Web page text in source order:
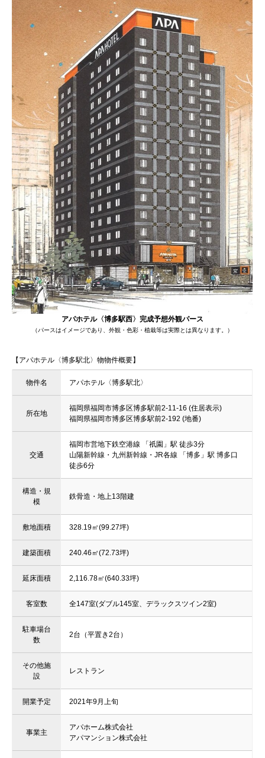
アパホテル〈博多駅西〉完成予想外観パース
（パースはイメージであり、外観・色彩・植栽等は実際とは異なります。）
【アパホテル〈博多駅北〉物物件概要】
物件名 アパホテル〈博多駅北〉
所在地
福岡県福岡市博多区博多駅前2-11-16 (住居表示)
福岡県福岡市博多区博多駅前2-192 (地番)
交通
福岡市営地下鉄空港線 「祇園」駅 徒歩3分
山陽新幹線・九州新幹線・JR各線 「博多」駅 博多口
徒歩6分
構造・規
模
鉄骨造・地上13階建
敷地面積 328.19㎡(99.27坪)
建築面積 240.46㎡(72.73坪)
延床面積 2,116.78㎡(640.33坪)
客室数 全147室(ダブル145室、デラックスツイン2室)
駐車場台
数
2台（平置き2台）
その他施
設
レストラン
開業予定 2021年9月上旬
事業主
アパホーム株式会社
アパマンション株式会社